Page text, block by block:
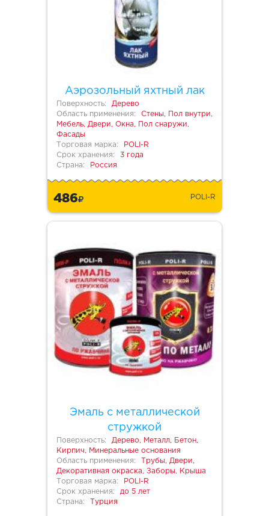
Аэрозольный яхтный лак
Поверхность:
Дерево
Область применения:
Стены, Пол внутри,
Мебель, Двери, Окна, Пол снаружи,
Фасады
Торговая марка:
POLI-R
Срок хранения:
3 года
Страна:
Россия
486 POLI-R
Эмаль с металлической
стружкой
Поверхность:
Дерево, Металл, Бетон,
Кирпич, Минеральные основания
Область применения:
Трубы, Двери,
Декоративная окраска, Заборы, Крыша
Торговая марка:
POLI-R
Срок хранения:
до 5 лет
Страна:
Турция